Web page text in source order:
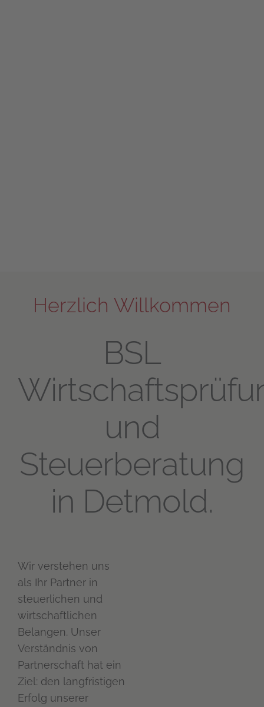
Herzlich Willkommen
BSL
und
Steuerberatung
in Detmold.
Wir verstehen uns
als Ihr Partner in
steuerlichen und
wirtschaftlichen
Belangen. Unser
Verständnis von
Partnerschaft hat ein
Ziel: den langfristigen
Erfolg unserer